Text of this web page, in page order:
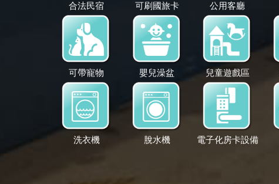
合法民宿 可刷國旅卡 公用客廳
可帶寵物 嬰兒澡盆 兒童遊戲區
洗衣機 脫水機 電子化房卡設備